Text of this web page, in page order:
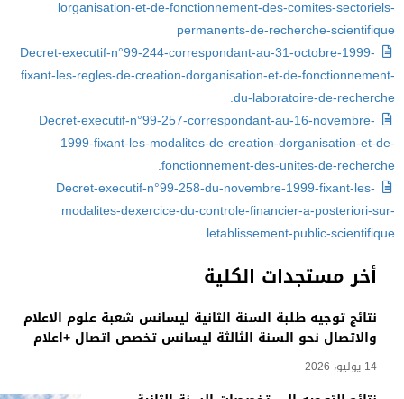
أخر مستجدات الكلية
نتائج توجيه طلبة السنة الثانية ليسانس شعبة علوم الاعلام
والاتصال نحو السنة الثالثة ليسانس تخصص اتصال +اعلام
14 يوليو، 2026
lorganisation-et-de-fonctionnement-des-comites-sectoriels-
permanents-de-recherche-scientifique
Decret-executif-n°99-244-correspondant-au-31-octobre-1999-
fixant-les-regles-de-creation-dorganisation-et-de-fonctionnement-
du-laboratoire-de-recherche.
Decret-executif-n°99-257-correspondant-au-16-novembre-
1999-fixant-les-modalites-de-creation-dorganisation-et-de-
fonctionnement-des-unites-de-recherche.
Decret-executif-n°99-258-du-novembre-1999-fixant-les-
modalites-dexercice-du-controle-financier-a-posteriori-sur-
letablissement-public-scientifique